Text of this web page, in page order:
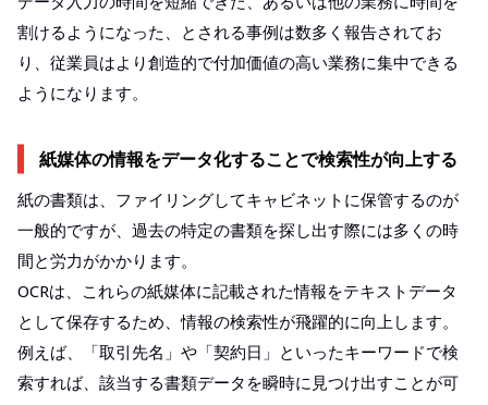
割けるようになった、とされる事例は数多く報告されてお
り、従業員はより創造的で付加価値の高い業務に集中できる
ようになります。
紙媒体の情報をデータ化することで検索性が向上する
紙の書類は、ファイリングしてキャビネットに保管するのが
一般的ですが、過去の特定の書類を探し出す際には多くの時
間と労力がかかります。
OCRは、これらの紙媒体に記載された情報をテキストデータ
として保存するため、情報の検索性が飛躍的に向上します。
例えば、「取引先名」や「契約日」といったキーワードで検
索すれば、該当する書類データを瞬時に見つけ出すことが可